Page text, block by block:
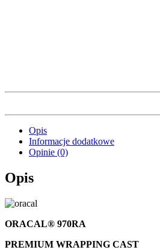
Opis
Informacje dodatkowe
Opinie (0)
Opis
ORACAL® 970RA
PREMIUM WRAPPING CAST